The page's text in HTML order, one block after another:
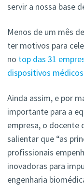
servir a nossa base
Menos de um mês
ter motivos para
no top das 31
dispositivos
Ainda assim, e por
importante para a
empresa, o docente
salientar que “as
profissionais
inovadoras para
engenharia